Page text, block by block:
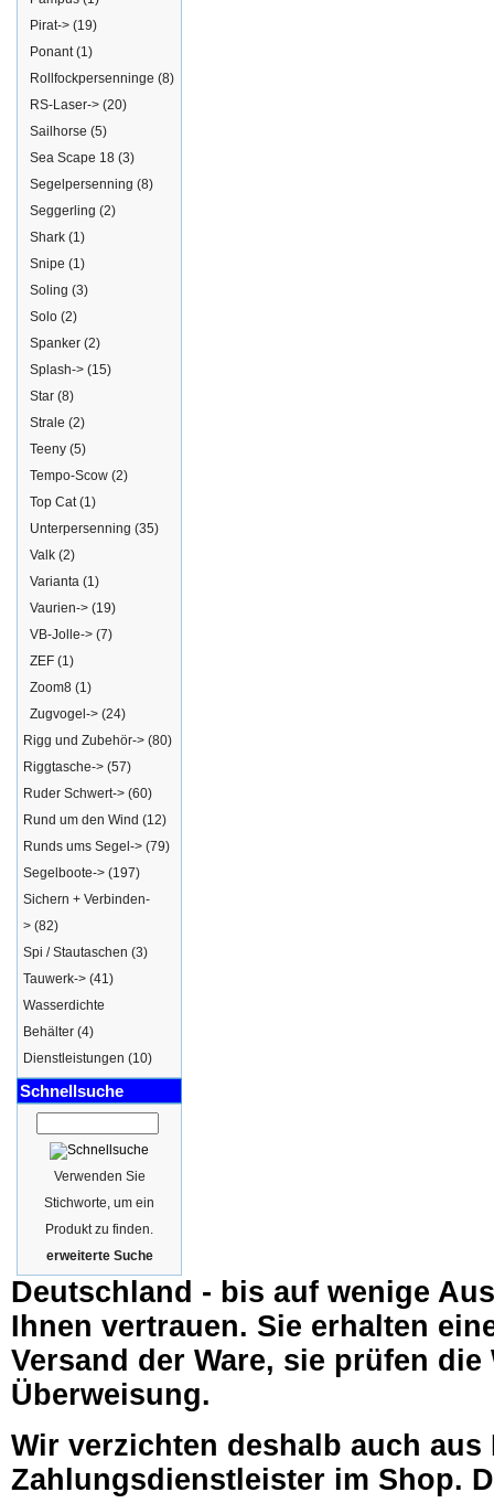
Pirat-> (19)
Ponant(1)
Rollfockpersenninge (8)
RS-Laser-> (20)
Sailhorse (5)
Sea Scape 18 (3)
Segelpersenning (8)
Seggerling (2)
Shark (1)
Snipe (1)
Soling (3)
Solo (2)
Spanker (2)
Splash-> (15)
Star (8)
Strale (2)
Teeny (5)
Tempo-Scow (2)
Top Cat(1)
Unterpersenning (35)
Valk (2)
Varianta (1)
Vaurien-> (19)
VB-Jolle-> (7)
ZEF (1)
Zoom8 (1)
Zugvogel-> (24)
Rigg und Zubehör-> (80)
Riggtasche-> (57)
Ruder Schwert-> (60)
Rund um den Wind (12)
Runds ums Segel-> (79)
Segelboote-> (197)
Sichern + Verbinden-
> (82)
Spi / Stautaschen (3)
Tauwerk-> (41)
Wasserdichte
Behälter (4)
Dienstleistungen (10)
Schnellsuche
Verwenden Sie
Stichworte, um ein
Produkt zu finden.
erweiterte Suche
Deutschland - bis auf wenige
Ihnen vertrauen. Sie erhalten
Versand der Ware, sie prüfen
Überweisung.
Wir verzichten deshalb auch
Zahlungsdienstleister im Shop.